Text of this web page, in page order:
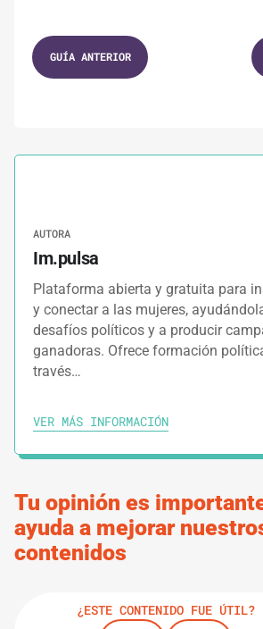
1. GUÍAS 5 MINUTOS
Consejos para la veda o
Modelo de planilla para
3. GUÍAS
¿Y qué hacemos el día de la
IMPRIMIR RUTA DE
GUÍA ANTERIOR
Tu opinión es
ayuda a mejorar
contenidos
¿ESTE CONTENIDO FUE ÚTIL?
AUTORA
Im.pulsa
Plataforma abierta y gratuita para
y conectar a las mujeres,
desafíos políticos y a producir
ganadoras. Ofrece formación
través…
VER MÁS INFORMACIÓN